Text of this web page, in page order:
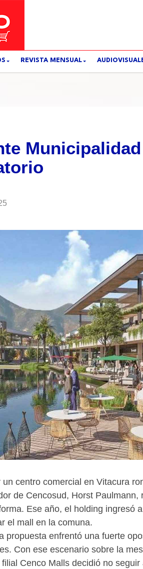
REVISTA MENSUAL
centro comercial en Vitacura
de Cencosud, Horst Paulmann,
Ese año, el holding ingresó
el mall en la comuna.
propuesta enfrentó una fuerte
Con ese escenario sobre la
Cenco Malls decidió no seguir